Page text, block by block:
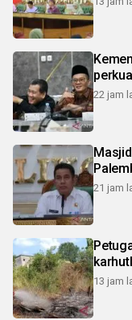
22 jam
21 jam
13 jam